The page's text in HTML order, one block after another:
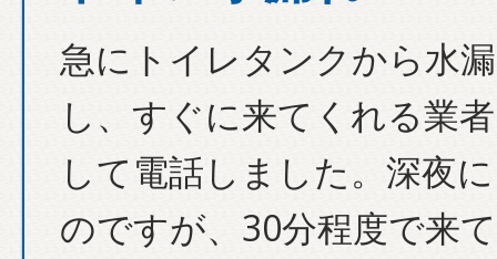
急にトイレタンクから水
し、すぐに来てくれる業
して電話しました。深夜
のですが、30分程度で来